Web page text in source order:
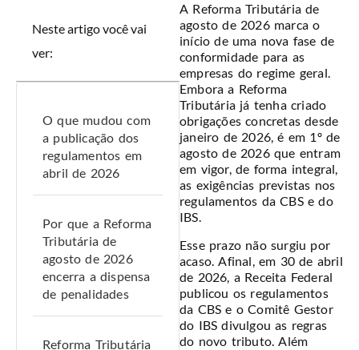
Neste artigo você vai
ver:
O que mudou com
a publicação dos
regulamentos em
abril de 2026
Por que a Reforma
Tributária de
agosto de 2026
encerra a dispensa
de penalidades
Reforma Tributária
A Reforma Tributária de
agosto de 2026 marca o
início de uma nova fase de
conformidade para as
empresas do regime geral.
Embora a Reforma
Tributária já tenha criado
obrigações concretas desde
janeiro de 2026, é em 1º de
agosto de 2026 que entram
em vigor, de forma integral,
as exigências previstas nos
regulamentos da CBS e do
IBS.
Esse prazo não surgiu por
acaso. Afinal, em 30 de abril
de 2026, a Receita Federal
publicou os regulamentos
da CBS e o Comitê Gestor
do IBS divulgou as regras
do novo tributo. Além